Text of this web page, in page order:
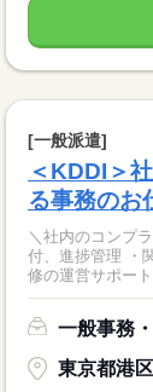
[一般派遣]
＜KDDI＞
る事務の
＼社内のコンプライア
付、進捗管理 ・
修の運営サポー
一般事務
東京都港